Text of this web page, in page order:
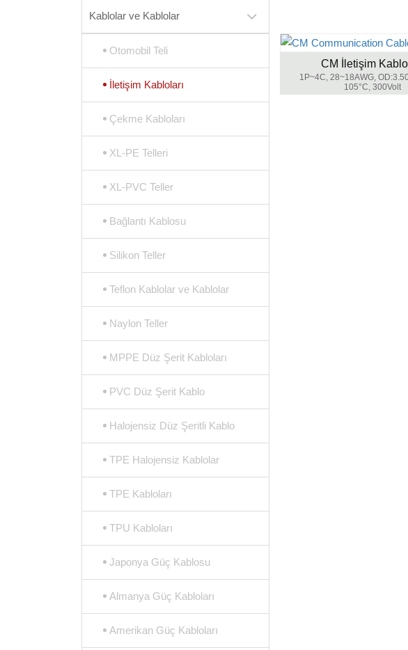
CM İletişim
1P~4C, 28~18AWG,
105°C, 300Volt
Kablolar ve Kablolar
Otomobil Teli
İletişim Kabloları
Çekme Kabloları
XL-PE Telleri
XL-PVC Teller
Bağlantı Kablosu
Silikon Teller
Teflon Kablolar ve Kablolar
Naylon Teller
MPPE Düz Şerit Kabloları
PVC Düz Şerit Kablo
Halojensiz Düz Şeritli Kablo
TPE Halojensiz Kablolar
TPE Kabloları
TPU Kabloları
Japonya Güç Kablosu
Almanya Güç Kabloları
Amerikan Güç Kabloları